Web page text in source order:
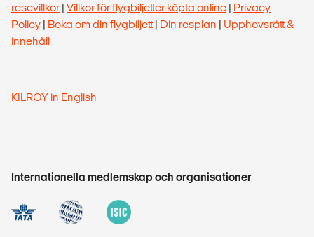
resevillkor | Villkor för flygbiljetter köpta online | Privacy
Policy | Boka om din flygbiljett| Din resplan | Upphovsrätt &
innehåll
KILROY in English
Internationella medlemskap och organisationer